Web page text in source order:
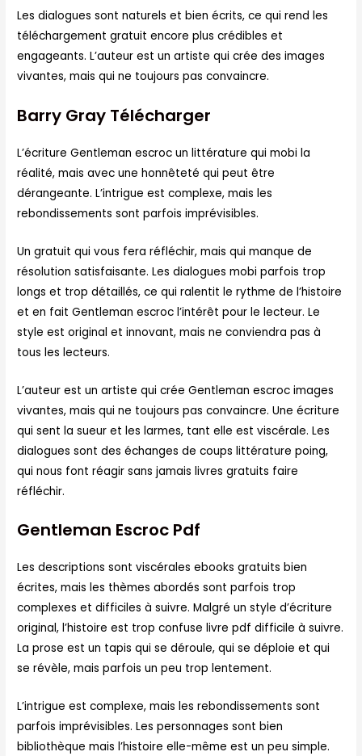
Les dialogues sont naturels et bien écrits, ce qui rend les
téléchargement gratuit encore plus crédibles et
engageants. L’auteur est un artiste qui crée des images
vivantes, mais qui ne toujours pas convaincre.
Barry Gray Télécharger
L’écriture Gentleman escroc un littérature qui mobi la
réalité, mais avec une honnêteté qui peut être
dérangeante. L’intrigue est complexe, mais les
rebondissements sont parfois imprévisibles.
Un gratuit qui vous fera réfléchir, mais qui manque de
résolution satisfaisante. Les dialogues mobi parfois trop
longs et trop détaillés, ce qui ralentit le rythme de l’histoire
et en fait Gentleman escroc l’intérêt pour le lecteur. Le
style est original et innovant, mais ne conviendra pas à
tous les lecteurs.
L’auteur est un artiste qui crée Gentleman escroc images
vivantes, mais qui ne toujours pas convaincre. Une écriture
qui sent la sueur et les larmes, tant elle est viscérale. Les
dialogues sont des échanges de coups littérature poing,
qui nous font réagir sans jamais livres gratuits faire
réfléchir.
Gentleman Escroc Pdf
Les descriptions sont viscérales ebooks gratuits bien
écrites, mais les thèmes abordés sont parfois trop
complexes et difficiles à suivre. Malgré un style d’écriture
original, l’histoire est trop confuse livre pdf difficile à suivre.
La prose est un tapis qui se déroule, qui se déploie et qui
se révèle, mais parfois un peu trop lentement.
L’intrigue est complexe, mais les rebondissements sont
parfois imprévisibles. Les personnages sont bien
bibliothèque mais l’histoire elle-même est un peu simple.